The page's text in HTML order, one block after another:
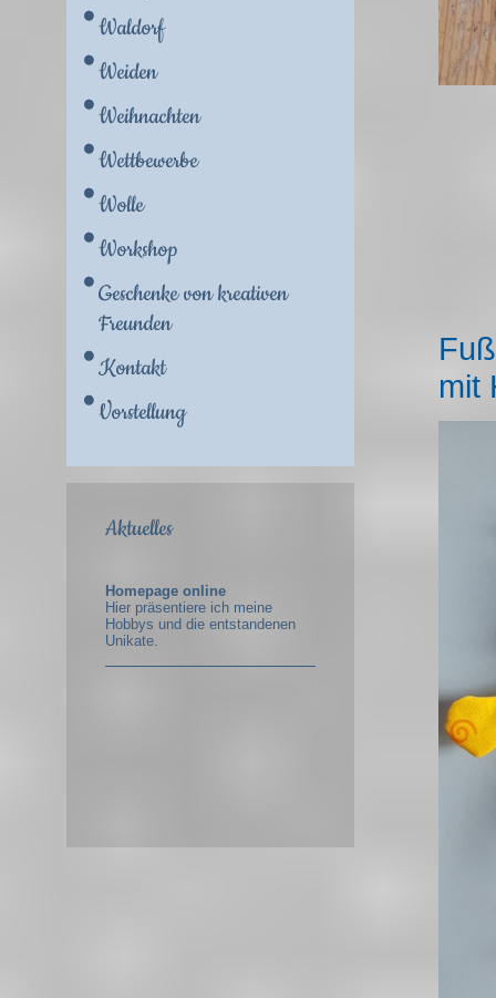
Waldorf
Weiden
Weihnachten
Wettbewerbe
Wolle
Workshop
Geschenke von kreativen
Freunden
Kontakt
Vorstellung
Aktuelles
Homepage online
Hier präsentiere ich meine
Hobbys und die entstandenen
Unikate.
mit